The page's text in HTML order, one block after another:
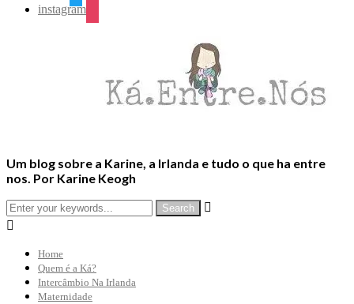
instagram
Um blog sobre a Karine, a Irlanda e tudo o que ha entre
nos. Por Karine Keogh


Home
Quem é a Ká?
Intercâmbio Na Irlanda
Maternidade